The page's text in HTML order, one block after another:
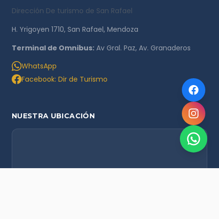
Dirección De turismo de San Rafael
H. Yrigoyen 1710, San Rafael, Mendoza
Terminal de Omnibus: Av Gral. Paz, Av. Granaderos
WhatsApp
Facebook: Dir de Turismo
NUESTRA UBICACIÓN